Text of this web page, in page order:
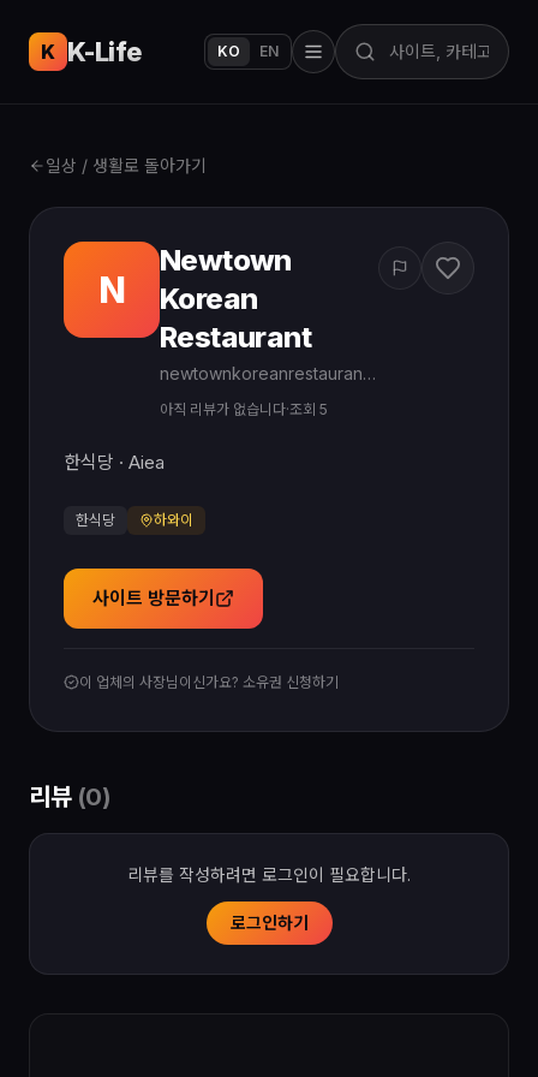
K K-Life KO EN
일상 / 생활로 돌아가기
N
Newtown
Korean
Restaurant
newtownkoreanrestaurant.gotoeat.net
아직 리뷰가 없습니다·조회 5
한식당 · Aiea
한식당 하와이
사이트 방문하기
이 업체의 사장님이신가요? 소유권 신청하기
리뷰 (0)
리뷰를 작성하려면 로그인이 필요합니다.
로그인하기